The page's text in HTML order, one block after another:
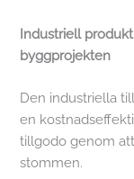
Industriell
byggprojekten
Den industriella
en
tillgodo genom
stommen.